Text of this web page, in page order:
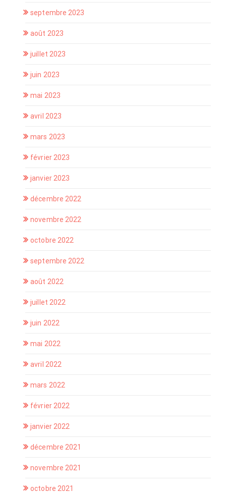
septembre 2023
août 2023
juillet 2023
juin 2023
mai 2023
avril 2023
mars 2023
février 2023
janvier 2023
décembre 2022
novembre 2022
octobre 2022
septembre 2022
août 2022
juillet 2022
juin 2022
mai 2022
avril 2022
mars 2022
février 2022
janvier 2022
décembre 2021
novembre 2021
octobre 2021